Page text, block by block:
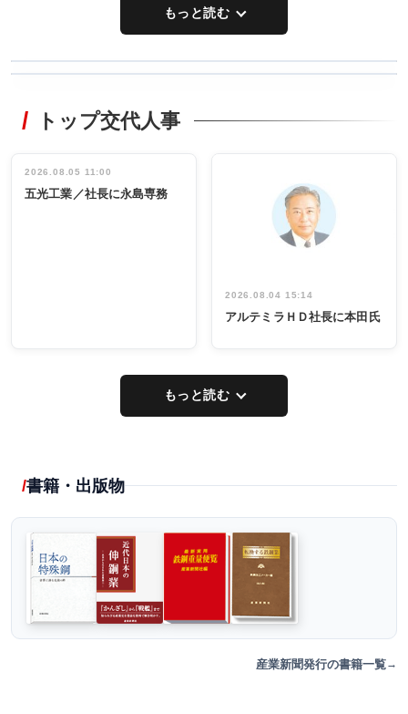
もっと読む
非鉄業界で
インタビュ
ー／社内ア
タックトレー
祝う 業界関
係者ら220人
出席
トップ交代人事
2026.08.05 11:00
五光工業／社長に永島専務
2026.08.04 15:14
アルテミラＨＤ社長に本田氏
もっと読む
書籍・出版物
産業新聞発行の書籍一覧